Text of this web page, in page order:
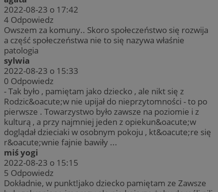
2022-08-23 o 17:42
4 Odpowiedz
Owszem za komuny.. Skoro społeczeństwo się rozwija
a część społeczeństwa nie to się nazywa właśnie
patologia
sylwia
2022-08-23 o 15:33
0 Odpowiedz
- Tak było , pamiętam jako dziecko , ale nikt się z
Rodzic&oacute;w nie upijał do nieprzytomności - to po
pierwsze . Towarzystwo było zawsze na poziomie i z
kulturą , a przy najmniej jeden z opiekun&oacute;w
doglądał dzieciaki w osobnym pokoju , kt&oacute;re się
r&oacute;wnie fajnie bawiły ...
miś yogi
2022-08-23 o 15:15
5 Odpowiedz
Dokładnie, w punkt!jako dziecko pamiętam ze Zawsze